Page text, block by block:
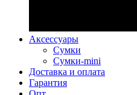
Аксессуары
Сумки
Сумки-mini
Доставка и оплата
Гарантия